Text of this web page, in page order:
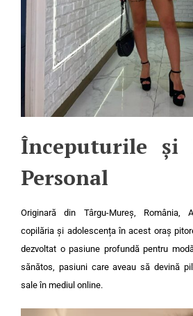
Începuturile și
Personal
Originară din Târgu-Mureș, România,
copilăria și adolescența în acest oraș
dezvoltat o pasiune profundă pentru
sănătos, pasiuni care aveau să devină
sale în mediul online.